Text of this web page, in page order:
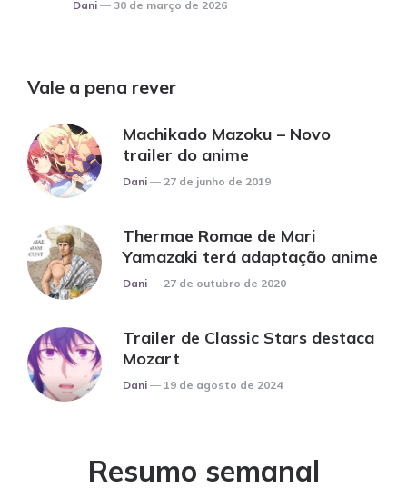
Dani 30 de março de 2026
Vale a pena rever
Machikado Mazoku – Novo
trailer do anime
Posted
Dani 27 de junho de 2019
Thermae Romae de Mari
Yamazaki terá adaptação anime
Posted
Dani 27 de outubro de 2020
Trailer de Classic Stars destaca
Mozart
Posted
Dani 19 de agosto de 2024
Resumo semanal